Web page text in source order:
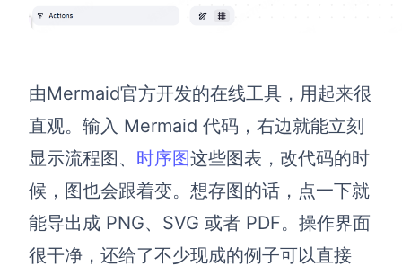
由Mermaid官方开发的在线工具，用起来很
直观。输入 Mermaid 代码，右边就能立刻
显示流程图、 时序图这些图表，改代码的时
候，图也会跟着变。想存图的话，点一下就
能导出成 PNG、SVG 或者 PDF。操作界面
很干净，还给了不少现成的例子可以直接